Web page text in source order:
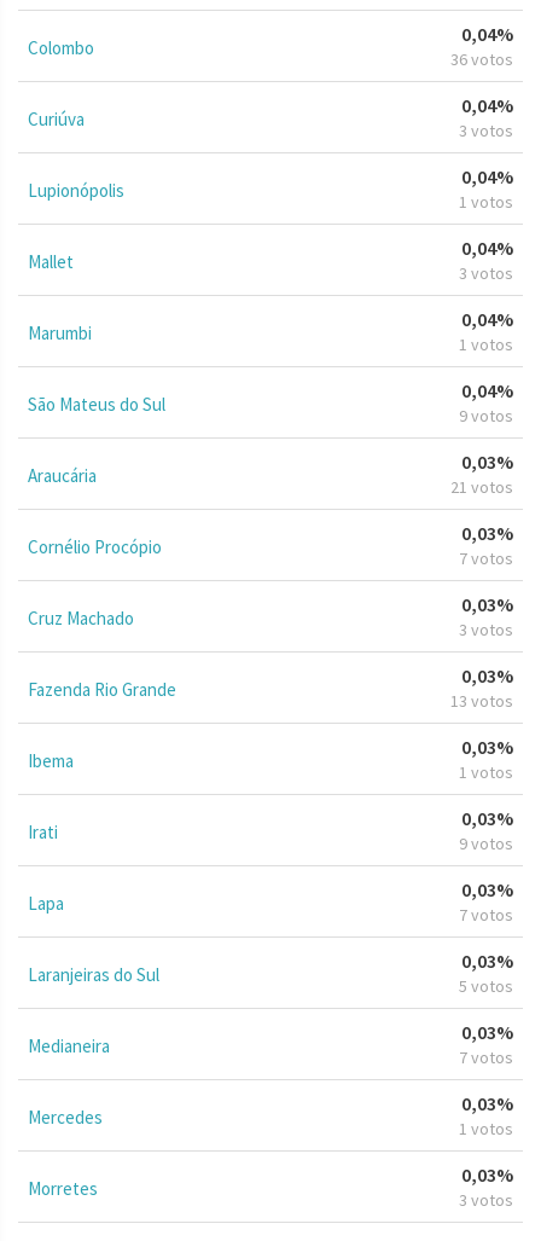
Colombo
0,04%
36 votos
Curiúva
0,04%
3 votos
Lupionópolis
0,04%
1 votos
Mallet
0,04%
3 votos
Marumbi
0,04%
1 votos
São Mateus do Sul
0,04%
9 votos
Araucária
0,03%
21 votos
Cornélio Procópio
0,03%
7 votos
Cruz Machado
0,03%
3 votos
Fazenda Rio Grande
0,03%
13 votos
Ibema
0,03%
1 votos
Irati
0,03%
9 votos
Lapa
0,03%
7 votos
Laranjeiras do Sul
0,03%
5 votos
Medianeira
0,03%
7 votos
Mercedes
0,03%
1 votos
Morretes
0,03%
3 votos